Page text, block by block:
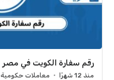
رقم سفارة الكويت في مصر
منذ 12 شهرًا معاملات حكومية